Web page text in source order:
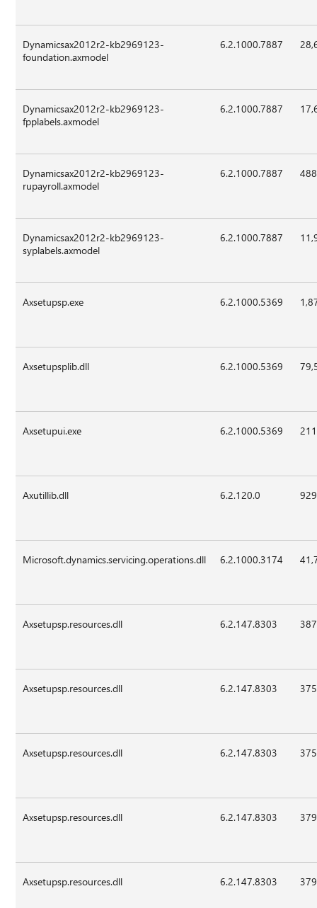
Dynamicsax2012r2-kb2969123-
foundation.axmodel
6.2.1000.7887
Dynamicsax2012r2-kb2969123-
fpplabels.axmodel
6.2.1000.7887
Dynamicsax2012r2-kb2969123-
rupayroll.axmodel
6.2.1000.7887
Dynamicsax2012r2-kb2969123-
syplabels.axmodel
6.2.1000.7887
Axsetupsp.exe 6.2.1000.5369
Axsetupsplib.dll 6.2.1000.5369
Axsetupui.exe 6.2.1000.5369
Axutillib.dll 6.2.120.0
Microsoft.dynamics.servicing.operations.dll 6.2.1000.3174
Axsetupsp.resources.dll 6.2.147.8303
Axsetupsp.resources.dll 6.2.147.8303
Axsetupsp.resources.dll 6.2.147.8303
Axsetupsp.resources.dll 6.2.147.8303
Axsetupsp.resources.dll 6.2.147.8303